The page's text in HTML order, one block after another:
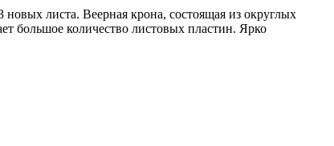
листа. Веерная крона, состоящая из округлых
большое количество листовых пластин. Ярко